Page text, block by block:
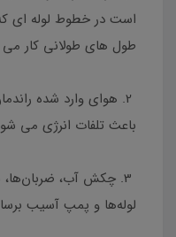
است در خطوط لوله ای
طول های طولانی کار می
2. هوای وارد شده
باعث تلفات انرژی می
3. چکش آب،
لوله‌ها و پمپ آسیب